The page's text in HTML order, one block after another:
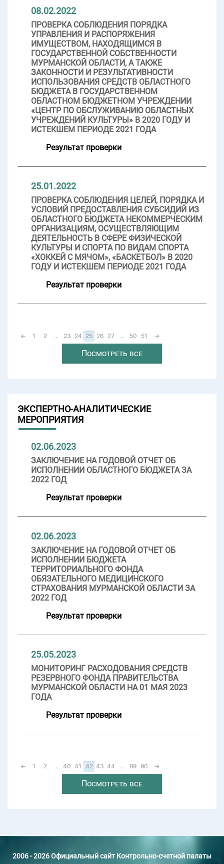
08.02.2022
ПРОВЕРКА СОБЛЮДЕНИЯ ПОРЯДКА
УПРАВЛЕНИЯ И РАСПОРЯЖЕНИЯ
ИМУЩЕСТВОМ, НАХОДЯЩИМСЯ В
ГОСУДАРСТВЕННОЙ СОБСТВЕННОСТИ
МУРМАНСКОЙ ОБЛАСТИ, А ТАКЖЕ
ЗАКОННОСТИ И РЕЗУЛЬТАТИВНОСТИ
ИСПОЛЬЗОВАНИЯ СРЕДСТВ ОБЛАСТНОГО
БЮДЖЕТА В ГОСУДАРСТВЕННОМ
ОБЛАСТНОМ БЮДЖЕТНОМ УЧРЕЖДЕНИИ
«ЦЕНТР ПО ОБСЛУЖИВАНИЮ ОБЛАСТНЫХ
УЧРЕЖДЕНИЙ КУЛЬТУРЫ» В 2020 ГОДУ И
ИСТЕКШЕМ ПЕРИОДЕ 2021 ГОДА
Результат проверки
25.01.2022
ПРОВЕРКА СОБЛЮДЕНИЯ ЦЕЛЕЙ, ПОРЯДКА И
УСЛОВИЙ ПРЕДОСТАВЛЕНИЯ СУБСИДИЙ ИЗ
ОБЛАСТНОГО БЮДЖЕТА НЕКОММЕРЧЕСКИМ
ОРГАНИЗАЦИЯМ, ОСУЩЕСТВЛЯЮЩИМ
ДЕЯТЕЛЬНОСТЬ В СФЕРЕ ФИЗИЧЕСКОЙ
КУЛЬТУРЫ И СПОРТА ПО ВИДАМ СПОРТА
«ХОККЕЙ С МЯЧОМ», «БАСКЕТБОЛ» В 2020
ГОДУ И ИСТЕКШЕМ ПЕРИОДЕ 2021 ГОДА
Результат проверки
← 1 2 ... 23 24 25 26 27 ... 50 51 →
Посмотреть все
ЭКСПЕРТНО-АНАЛИТИЧЕСКИЕ
МЕРОПРИЯТИЯ
02.06.2023
ЗАКЛЮЧЕНИЕ НА ГОДОВОЙ ОТЧЕТ ОБ
ИСПОЛНЕНИИ ОБЛАСТНОГО БЮДЖЕТА ЗА
2022 ГОД
Результат проверки
02.06.2023
ЗАКЛЮЧЕНИЕ НА ГОДОВОЙ ОТЧЕТ ОБ
ИСПОЛНЕНИИ БЮДЖЕТА
ТЕРРИТОРИАЛЬНОГО ФОНДА
ОБЯЗАТЕЛЬНОГО МЕДИЦИНСКОГО
СТРАХОВАНИЯ МУРМАНСКОЙ ОБЛАСТИ ЗА
2022 ГОД
Результат проверки
25.05.2023
МОНИТОРИНГ РАСХОДОВАНИЯ СРЕДСТВ
РЕЗЕРВНОГО ФОНДА ПРАВИТЕЛЬСТВА
МУРМАНСКОЙ ОБЛАСТИ НА 01 МАЯ 2023
ГОДА
Результат проверки
← 1 2 ... 40 41 42 43 44 ... 89 90 →
Посмотреть все
2006 - 2026 Официальный сайт Контрольно-счетной палаты